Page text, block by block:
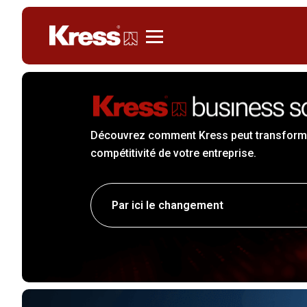
Découvrez comment Kress peut
compétitivité de votre entreprise.
Par ici le changement